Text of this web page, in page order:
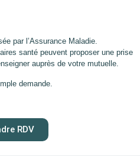
par l’Assurance Maladie.
santé peuvent proposer une prise
auprès de votre mutuelle.
demande.
RDV